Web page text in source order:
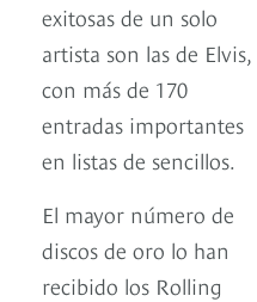
exitosas de un solo
artista son las de Elvis,
con más de 170
entradas importantes
en listas de sencillos.
El mayor número de
discos de oro lo han
recibido los Rolling